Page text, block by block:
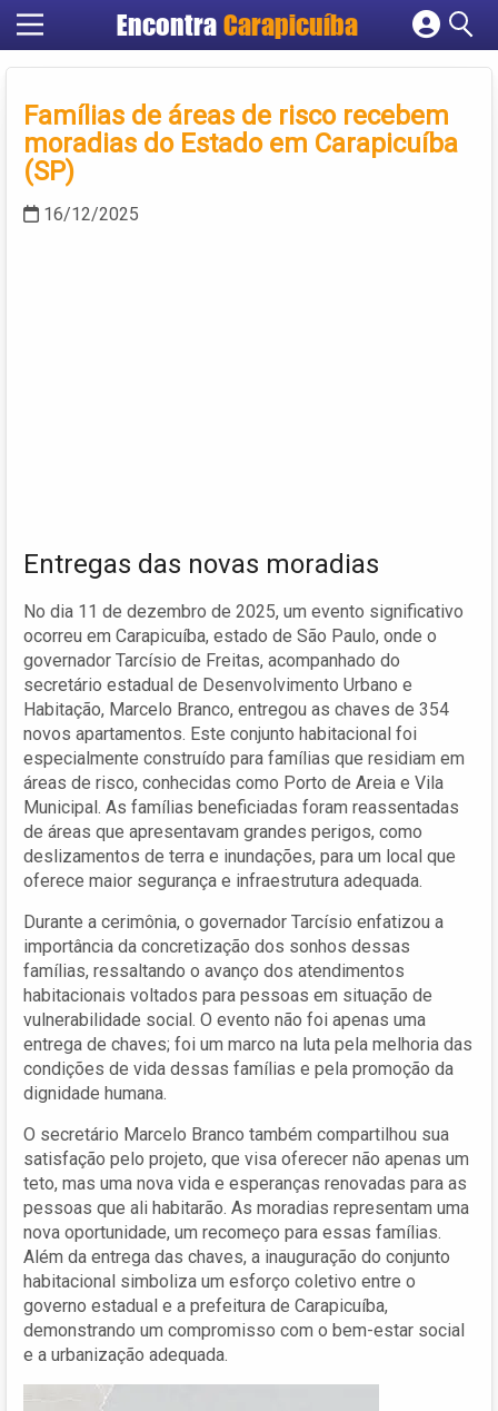
EncontraCarapicuíba
Cadastrar empresa
Criar conta
Famílias de áreas de risco recebem
moradias do Estado em Carapicuíba
(SP)
16/12/2025
Entregas das novas moradias
No dia 11 de dezembro de 2025, um evento significativo
ocorreu em Carapicuíba, estado de São Paulo, onde o
governador Tarcísio de Freitas, acompanhado do
secretário estadual de Desenvolvimento Urbano e
Habitação, Marcelo Branco, entregou as chaves de 354
novos apartamentos. Este conjunto habitacional foi
especialmente construído para famílias que residiam em
áreas de risco, conhecidas como Porto de Areia e Vila
Municipal. As famílias beneficiadas foram reassentadas
de áreas que apresentavam grandes perigos, como
deslizamentos de terra e inundações, para um local que
oferece maior segurança e infraestrutura adequada.
Durante a cerimônia, o governador Tarcísio enfatizou a
importância da concretização dos sonhos dessas
famílias, ressaltando o avanço dos atendimentos
habitacionais voltados para pessoas em situação de
vulnerabilidade social. O evento não foi apenas uma
entrega de chaves; foi um marco na luta pela melhoria das
condições de vida dessas famílias e pela promoção da
dignidade humana.
O secretário Marcelo Branco também compartilhou sua
satisfação pelo projeto, que visa oferecer não apenas um
teto, mas uma nova vida e esperanças renovadas para as
pessoas que ali habitarão. As moradias representam uma
nova oportunidade, um recomeço para essas famílias.
Além da entrega das chaves, a inauguração do conjunto
habitacional simboliza um esforço coletivo entre o
governo estadual e a prefeitura de Carapicuíba,
demonstrando um compromisso com o bem-estar social
e a urbanização adequada.